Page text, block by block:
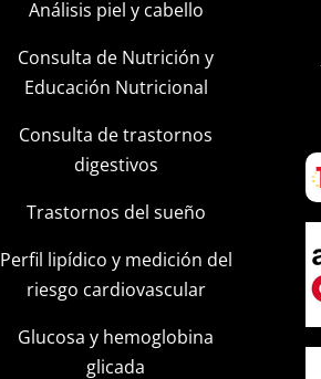
Análisis piel y cabello
Consulta de Nutrición y
Educación Nutricional
Consulta de trastornos
digestivos
Trastornos del sueño
Perfil lipídico y medición del
riesgo cardiovascular
Glucosa y hemoglobina
glicada